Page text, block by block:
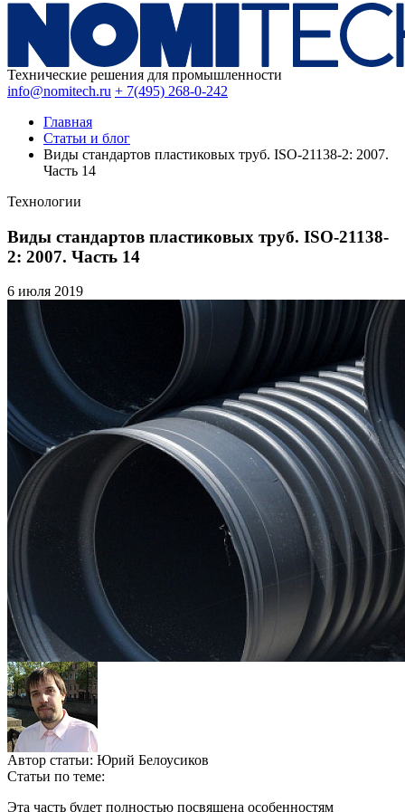
Технические решения для промышленности
info@nomitech.ru + 7(495) 268-0-242
Главная
Статьи и блог
Виды стандартов пластиковых труб. ISO-21138-2: 2007.
Часть 14
Технологии
Виды стандартов пластиковых труб. ISO-21138-
2: 2007. Часть 14
6 июля 2019
Автор статьи: Юрий Белоусиков
Статьи по теме:
Эта часть будет полностью посвящена особенностям